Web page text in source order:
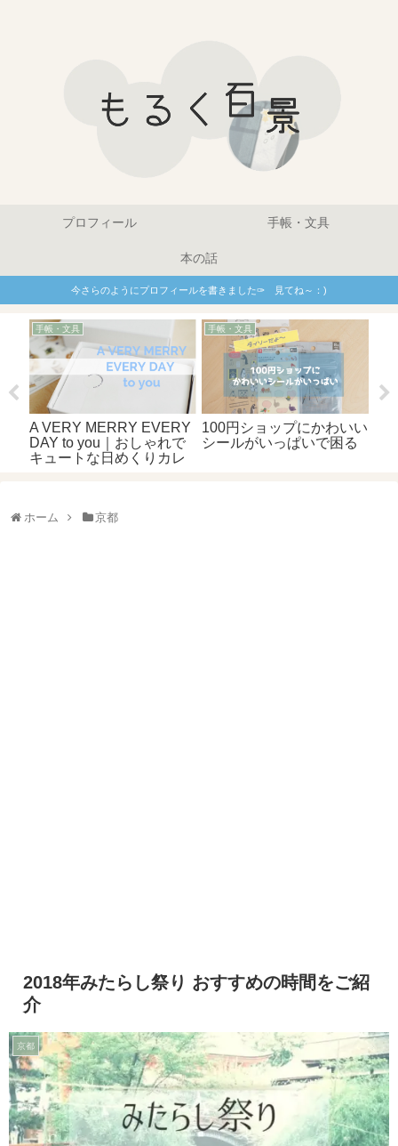
プロフィール 手帳・文具
本の話
今さらのようにプロフィールを書きました✑ 見てね～：)
手帳・文具
チェックしたくなるトラ
ッカー｜これならちゃん
と記録するかも
手帳・文具
ムーンプランナー『ヘカ
テー』購入・感想とおす
すめポイント
ホーム 京都
2018年みたらし祭り おすすめの時間をご紹
介
京都